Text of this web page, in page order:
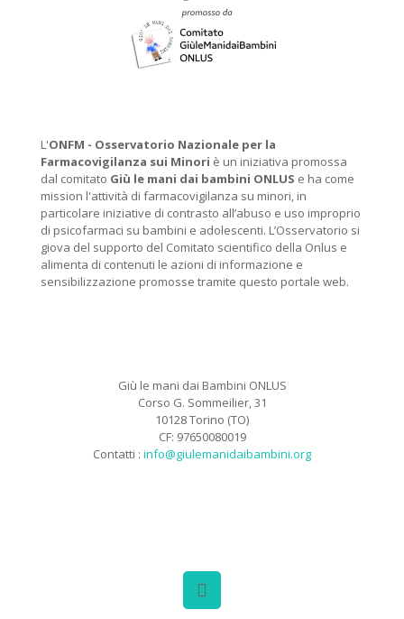
L'ONFM - Osservatorio Nazionale per la
Farmacovigilanza sui Minori è un iniziativa promossa
dal comitato Giù le mani dai bambini ONLUS e ha come
mission l'attività di farmacovigilanza su minori, in
particolare iniziative di contrasto all’abuso e uso improprio
di psicofarmaci su bambini e adolescenti. L’Osservatorio si
giova del supporto del Comitato scientifico della Onlus e
alimenta di contenuti le azioni di informazione e
sensibilizzazione promosse tramite questo portale web.
Giù le mani dai Bambini ONLUS
Corso G. Sommeilier, 31
10128 Torino (TO)
CF: 97650080019
Contatti : info@giulemanidaibambini.org